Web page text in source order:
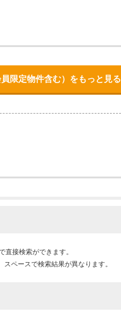
限定物件含む）をもっと見る
直接検索ができます。
スペースで検索結果が異なります。